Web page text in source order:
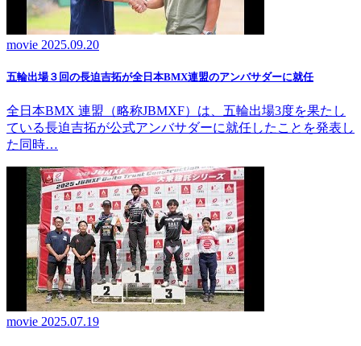
movie 2025.09.20
五輪出場３回の長迫吉拓が全日本BMX連盟のアンバサダーに就任
全日本BMX 連盟（略称JBMXF）は、五輪出場3度を果たし
ている長迫吉拓が公式アンバサダーに就任したことを発表し
た同時…
movie 2025.07.19